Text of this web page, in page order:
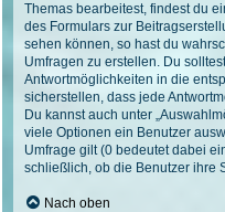
Themas bearbeitest, findest du
des Formulars zur
sehen können, so hast du
Umfragen zu erstellen. Du
Antwortmöglichkeiten in die
sicherstellen, dass jede
Du kannst auch unter
viele Optionen ein Benutzer
Umfrage gilt (0 bedeutet dabei
schließlich, ob die Benutzer ihre
Nach oben